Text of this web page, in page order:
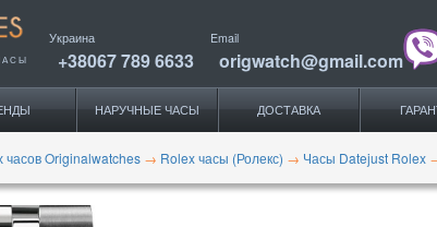
Украина
+38067 789 6633
Email
origwatch@gmail.com
НАРУЧНЫЕ ЧАСЫ ДОСТАВКА
часов Originalwatches → Rolex часы (Ролекс) → Часы Datejust Rolex